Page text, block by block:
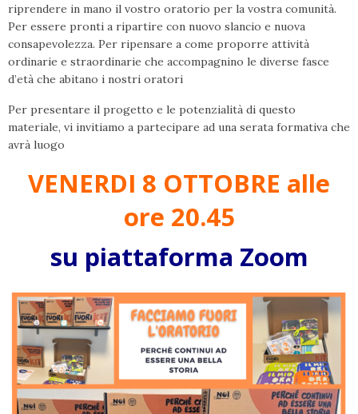
riprendere in mano il vostro oratorio per la vostra comunità.
Per essere pronti a ripartire con nuovo slancio e nuova
consapevolezza. Per ripensare a come proporre attività
ordinarie e straordinarie che accompagnino le diverse fasce
d’età che abitano i nostri oratori
Per presentare il progetto e le potenzialità di questo
materiale, vi invitiamo a partecipare ad una serata formativa che
avrà luogo
VENERDI 8 OTTOBRE alle
ore 20.45
su piattaforma Zoom